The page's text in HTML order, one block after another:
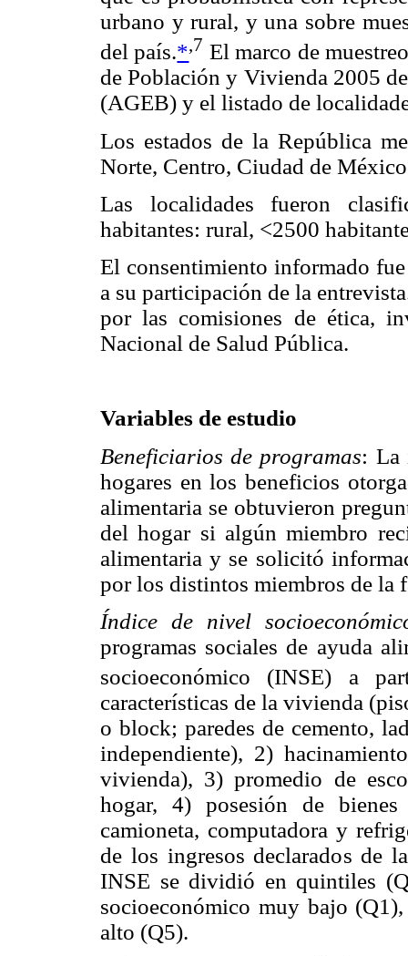
urbano y rural, y una sobre
del país.*,7 El marco de
de Población y Vivienda 2005
(AGEB) y el listado de
Los estados de la República
Norte, Centro, Ciudad de
Las localidades fueron
habitantes: rural, <2500
El consentimiento informado
a su participación de la
por las comisiones de ética,
Nacional de Salud Pública.
Variables de estudio
Beneficiarios de programas: La
hogares en los beneficios
alimentaria se obtuvieron
del hogar si algún miembro
alimentaria y se solicitó
por los distintos miembros de la
Índice de nivel
programas sociales de ayuda
socioeconómico (INSE) a
características de la vivienda
o block; paredes de cemento,
independiente), 2)
vivienda), 3) promedio de
hogar, 4) posesión de
camioneta, computadora y
de los ingresos declarados de
INSE se dividió en quintiles
socioeconómico muy bajo
alto (Q5).